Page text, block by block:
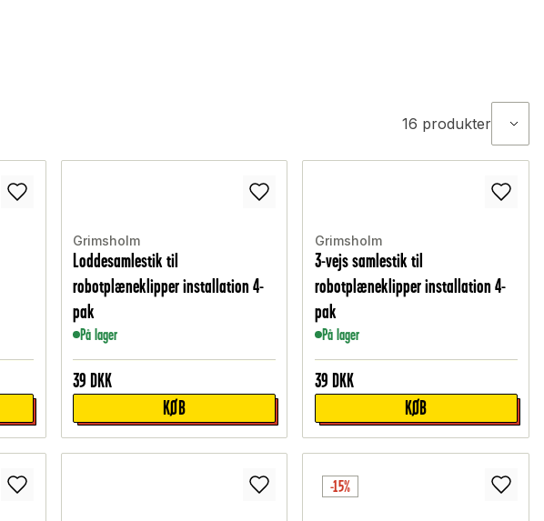
16 produkter
Grimsholm
Loddesamlestik til
robotplæneklipper installation 4-
pak
På lager
39 DKK
KØB
Grimsholm
3-vejs samlestik til
robotplæneklipper installation 4-
pak
På lager
39 DKK
KØB
-15%